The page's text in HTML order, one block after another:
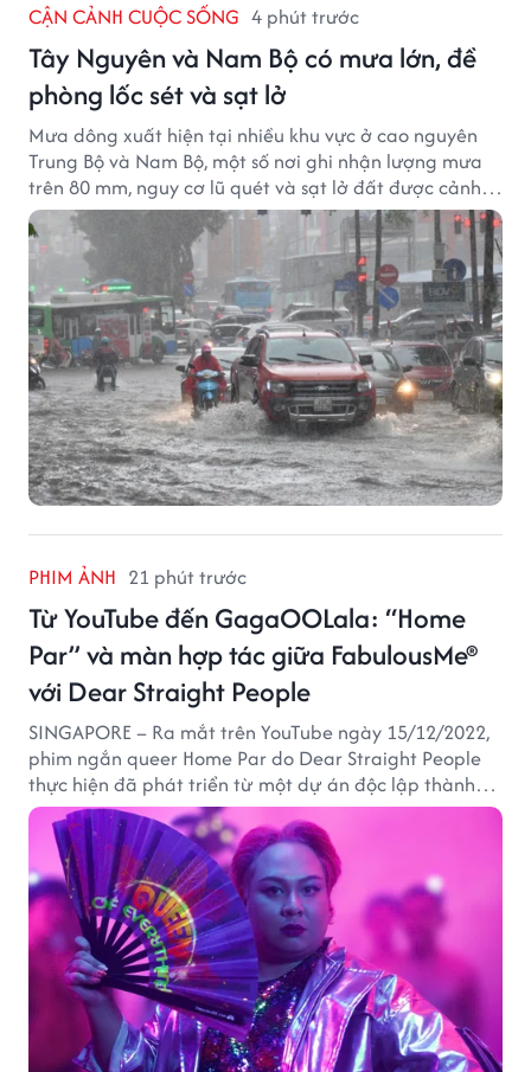
CẬN CẢNH CUỘC SỐNG 4 phút trước
Tây Nguyên và Nam Bộ có mưa lớn, đề
phòng lốc sét và sạt lở
Mưa dông xuất hiện tại nhiều khu vực ở cao nguyên
Trung Bộ và Nam Bộ, một số nơi ghi nhận lượng mưa
trên 80 mm, nguy cơ lũ quét và sạt lở đất được cảnh
báo.
PHIM ẢNH 21 phút trước
Từ YouTube đến GagaOOLala: “Home
Par” và màn hợp tác giữa FabulousMe®
với Dear Straight People
SINGAPORE – Ra mắt trên YouTube ngày 15/12/2022,
phim ngắn queer Home Par do Dear Straight People
thực hiện đã phát triển từ một dự án độc lập thành
tác phẩm tiếp cận khán giả quốc tế thông qua nền
tảng LGBTQ+ GagaOOLala. FabulousMe tham gia với
vai trò nhà tài trợ chính thức, trong khi nhà sáng lập
Lan Vu đảm nhiệm vị trí executive producer.